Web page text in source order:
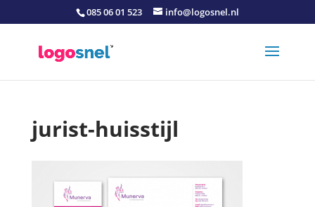
085 06 01 523 info@logosnel.nl
jurist-huisstijl